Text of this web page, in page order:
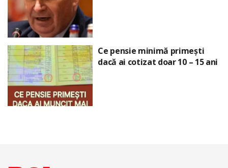
Ce pensie minimă primești
dacă ai cotizat doar 10 – 15 ani